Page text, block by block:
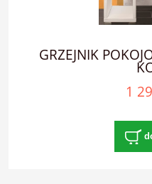
GRZEJNIK
1